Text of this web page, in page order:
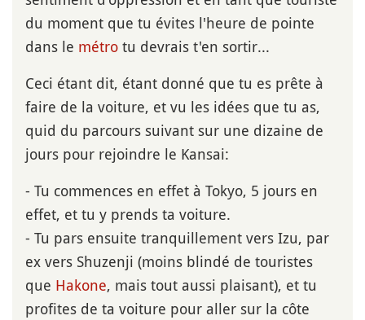
du moment que tu évites l'heure de pointe
dans le métro tu devrais t'en sortir...
Ceci étant dit, étant donné que tu es prête à
faire de la voiture, et vu les idées que tu as,
quid du parcours suivant sur une dizaine de
jours pour rejoindre le Kansai:
- Tu commences en effet à Tokyo, 5 jours en
effet, et tu y prends ta voiture.
- Tu pars ensuite tranquillement vers Izu, par
ex vers Shuzenji (moins blindé de touristes
que Hakone, mais tout aussi plaisant), et tu
profites de ta voiture pour aller sur la côte